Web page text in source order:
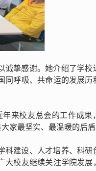
诚挚感谢。她介绍了学校
同呼吸、共命运的发展历
来校友总会的工作成果
家最坚实、最温暖的后盾
科建设、人才培养、科研
大校友继续关注学院发展